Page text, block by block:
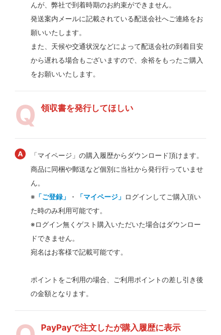
んが、弊社で到着時期のお約束ができません。
発送案内メールに記載されている配送会社へご連絡をお
願いいたします。
また、天候や交通状況などによって配送会社の到着目安
から遅れる場合もございますので、余裕をもったご購入
をお願いいたします。
領収書を発行してほしい
「マイページ」の購入履歴からダウンロード頂けます。
商品に同梱や郵送など個別に当社から発行行っていませ
ん。
※ 「ご登録」 ・ 「マイページ」 ログインしてご購入頂い
た時のみ利用可能です。
※ログイン無くゲスト購入いただいた場合はダウンロー
ドできません。
宛名はお客様で記載可能です。
ポイントをご利用の場合、ご利用ポイントの差し引き後
の金額となります。
PayPayで注文したが購入履歴に表示